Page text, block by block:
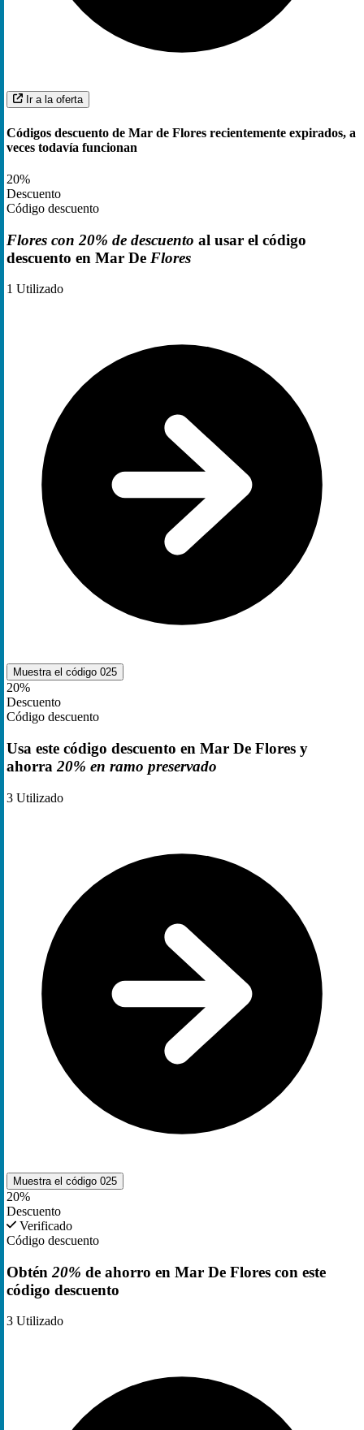
Ir a la oferta
Códigos descuento de Mar de Flores recientemente expirados, a
veces todavía funcionan
20%
Descuento
Código descuento
Flores con 20% de descuento al usar el código
descuento en Mar De Flores
1 Utilizado
Muestra el código 025
20%
Descuento
Código descuento
Usa este código descuento en Mar De Flores y
ahorra 20% en ramo preservado
3 Utilizado
Muestra el código 025
20%
Descuento
Verificado
Código descuento
Obtén 20% de ahorro en Mar De Flores con este
código descuento
3 Utilizado